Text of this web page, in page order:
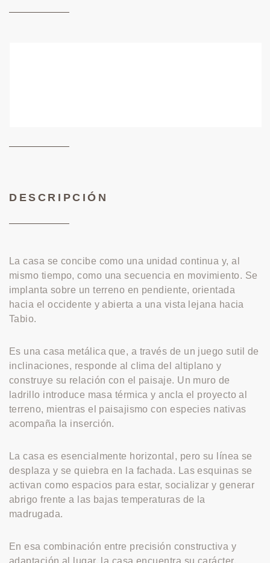
DESCRIPCIÓN
La casa se concibe como una unidad continua y, al
mismo tiempo, como una secuencia en movimiento. Se
implanta sobre un terreno en pendiente, orientada
hacia el occidente y abierta a una vista lejana hacia
Tabio.
Es una casa metálica que, a través de un juego sutil de
inclinaciones, responde al clima del altiplano y
construye su relación con el paisaje. Un muro de
ladrillo introduce masa térmica y ancla el proyecto al
terreno, mientras el paisajismo con especies nativas
acompaña la inserción.
La casa es esencialmente horizontal, pero su línea se
desplaza y se quiebra en la fachada. Las esquinas se
activan como espacios para estar, socializar y generar
abrigo frente a las bajas temperaturas de la
madrugada.
En esa combinación entre precisión constructiva y